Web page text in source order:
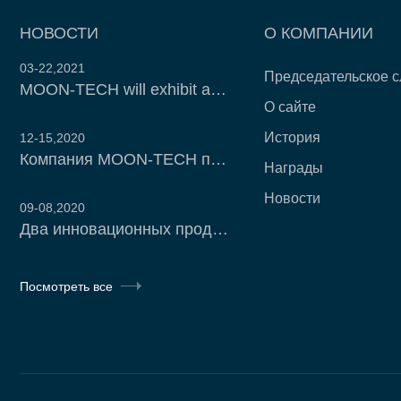
НОВОСТИ
03-22,2021
MOON-TECH will exhibit at China Refrigeration Expo 2021
12-15,2020
Компания MOON-TECH принимает участие в 14-й ежегодной конференции "Холодная Цепь Китая - 2020".
09-08,2020
Два инновационных продукта MOON-TECH прошли научно-техническую оценку
Посмотреть все
О КОМПАНИИ
Председательское
О сайте
История
Награды
Новости